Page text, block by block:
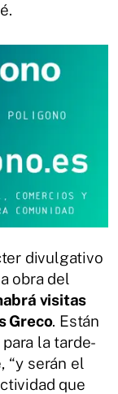
divulgativo
obra del
visitas
Greco. Están
la tarde-
“y serán el
que